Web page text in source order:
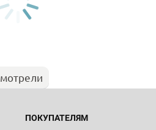
ПОКУПАТЕЛЯМ